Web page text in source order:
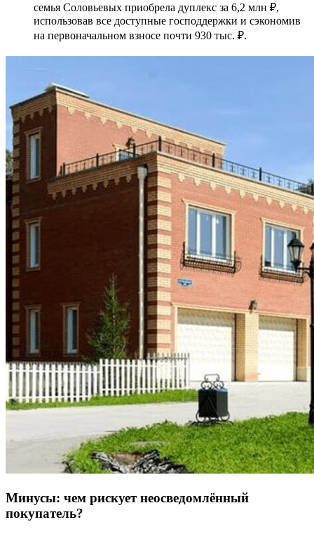
семья Соловьевых приобрела дуплекс за 6,2 млн ₽,
использовав все доступные господдержки и сэкономив
на первоначальном взносе почти 930 тыс. ₽.
Минусы: чем рискует неосведомлённый
покупатель?